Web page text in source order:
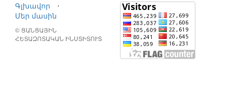
Գլխավոր
⋅
Մեր մասին
© ՑԱՆՑԱՅԻՆ
ՀԵՏԱԶՈՏԱԿԱՆ ԻՆՍՏԻՏՈՒՏ